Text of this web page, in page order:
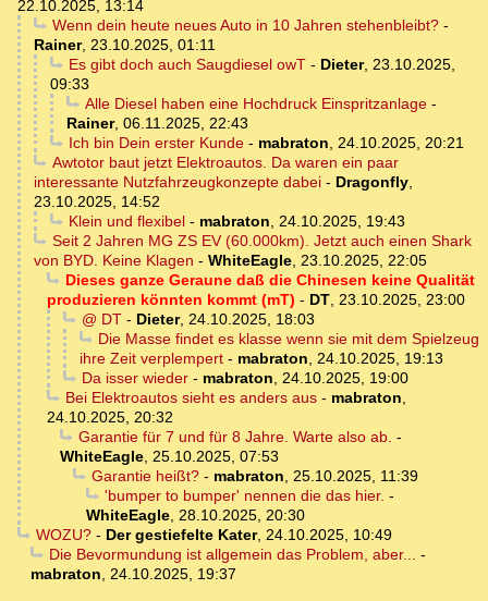
22.10.2025, 13:14
Wenn dein heute neues Auto in 10 Jahren stehenbleibt?-
Rainer, 23.10.2025, 01:11
Es gibt doch auch Saugdiesel owT- Dieter, 23.10.2025,
09:33
Alle Diesel haben eine Hochdruck Einspritzanlage-
Rainer, 06.11.2025, 22:43
Ich bin Dein erster Kunde- mabraton, 24.10.2025, 20:21
Awtotor baut jetzt Elektroautos. Da waren ein paar
interessante Nutzfahrzeugkonzepte dabei - Dragonfly,
23.10.2025, 14:52
Klein und flexibel- mabraton, 24.10.2025, 19:43
Seit 2 Jahren MG ZS EV (60.000km). Jetzt auch einen Shark
von BYD. Keine Klagen - WhiteEagle, 23.10.2025, 22:05
Dieses ganze Geraune daß die Chinesen keine Qualität
produzieren könnten kommt (mT) - DT, 23.10.2025, 23:00
@ DT- Dieter, 24.10.2025, 18:03
Die Masse findet es klasse wenn sie mit dem Spielzeug
ihre Zeit verplempert - mabraton, 24.10.2025, 19:13
Da isser wieder- mabraton, 24.10.2025, 19:00
Bei Elektroautos sieht es anders aus- mabraton,
24.10.2025, 20:32
Garantie für 7 und für 8 Jahre. Warte also ab. -
WhiteEagle, 25.10.2025, 07:53
Garantie heißt?- mabraton, 25.10.2025, 11:39
'bumper to bumper' nennen die das hier. -
WhiteEagle, 28.10.2025, 20:30
WOZU?- Der gestiefelte Kater, 24.10.2025, 10:49
Die Bevormundung ist allgemein das Problem, aber... -
mabraton, 24.10.2025, 19:37